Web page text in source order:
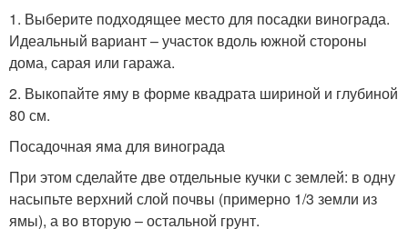
1. Выберите подходящее место для посадки винограда.
Идеальный вариант – участок вдоль южной стороны
дома, сарая или гаража.
2. Выкопайте яму в форме квадрата шириной и глубиной
80 см.
Посадочная яма для винограда
При этом сделайте две отдельные кучки с землей: в одну
насыпьте верхний слой почвы (примерно 1/3 земли из
ямы), а во вторую – остальной грунт.